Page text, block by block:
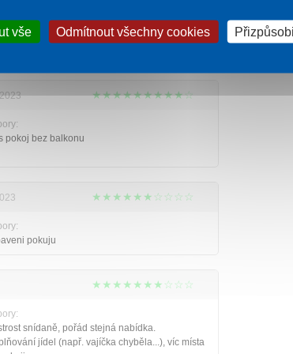
nevím co by se dalo
★★★★★★★★★☆
pokoj bez balkonu
★★★★★★☆☆☆☆
pokuju
★★★★★★★☆☆☆
snídaně, pořád stejná nabídka.
jídel (např. vajíčka chyběla...), víc místa
vše Odmítnout všechny cookies